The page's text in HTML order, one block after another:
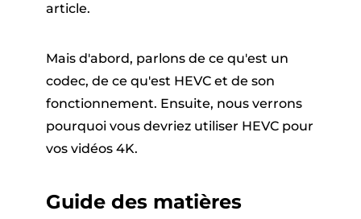
article.
Mais d'abord, parlons de ce qu'est un
codec, de ce qu'est HEVC et de son
fonctionnement. Ensuite, nous verrons
pourquoi vous devriez utiliser HEVC pour
vos vidéos 4K.
Guide des matières